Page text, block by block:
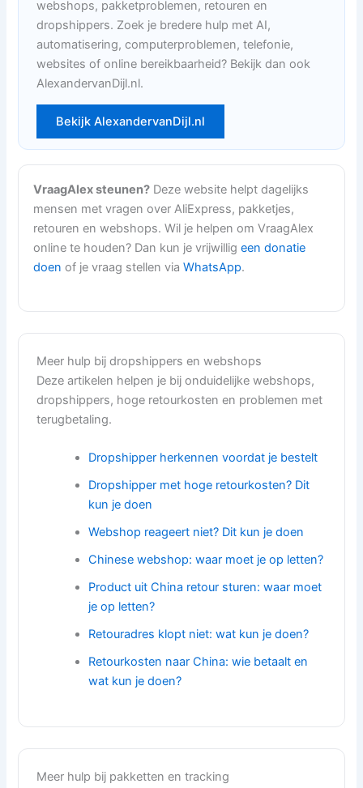
webshops, pakketproblemen, retouren en
dropshippers. Zoek je bredere hulp met AI,
automatisering, computerproblemen, telefonie,
websites of online bereikbaarheid? Bekijk dan ook
AlexandervanDijl.nl.
Bekijk AlexandervanDijl.nl
VraagAlex steunen? Deze website helpt dagelijks
mensen met vragen over AliExpress, pakketjes,
retouren en webshops. Wil je helpen om VraagAlex
online te houden? Dan kun je vrijwilligeen donatie
doen of je vraag stellen viaWhatsApp.
Meer hulp bij dropshippers en webshops
Deze artikelen helpen je bij onduidelijke webshops,
dropshippers, hoge retourkosten en problemen met
terugbetaling.
Dropshipper herkennen voordat je bestelt
Dropshipper met hoge retourkosten? Dit
kun je doen
Webshop reageert niet? Dit kun je doen
Chinese webshop: waar moet je op letten?
Product uit China retour sturen: waar moet
je op letten?
Retouradres klopt niet: wat kun je doen?
Retourkosten naar China: wie betaalt en
wat kun je doen?
Meer hulp bij pakketten en tracking